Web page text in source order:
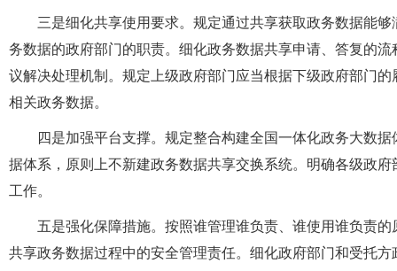
三是细化共享使用要求。规定通过共享获取政务数据能
务数据的政府部门的职责。细化政务数据共享申请、答复的
议解决处理机制。规定上级政府部门应当根据下级政府部门
相关政务数据。
四是加强平台支撑。规定整合构建全国一体化政务大数
据体系，原则上不新建政务数据共享交换系统。明确各级政
工作。
五是强化保障措施。按照谁管理谁负责、谁使用谁负责
共享政务数据过程中的安全管理责任。细化政府部门和受托